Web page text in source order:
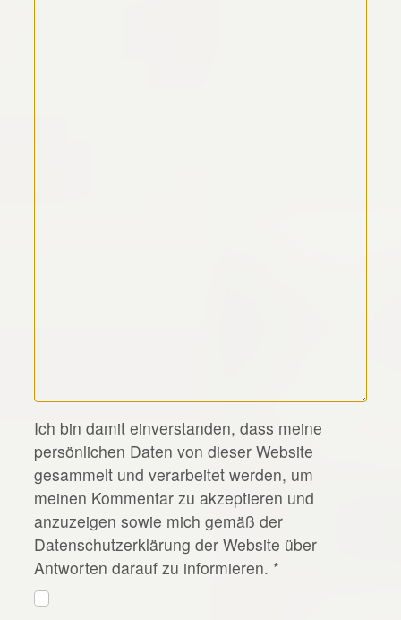
*
Ich bin damit einverstanden, dass meine
persönlichen Daten von dieser Website
gesammelt und verarbeitet werden, um
meinen Kommentar zu akzeptieren und
anzuzeigen sowie mich gemäß der
Datenschutzerklärung der Website über
Antworten darauf zu informieren. *